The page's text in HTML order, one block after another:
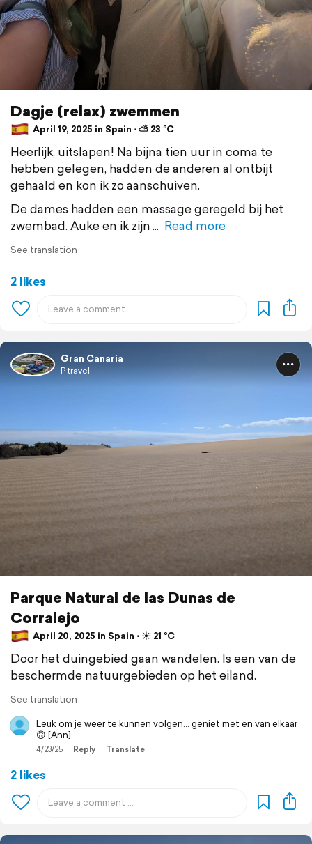
Dagje (relax) zwemmen
April 19, 2025 in Spain ⋅ ⛅ 23 °C
Heerlijk, uitslapen! Na bijna tien uur in coma te
hebben gelegen, hadden de anderen al ontbijt
gehaald en kon ik zo aanschuiven.
De dames hadden een massage geregeld bij het
zwembad. Auke en ik zijn
Read more
See translation
2 likes
Gran Canaria
P travel
Parque Natural de las Dunas de
Corralejo
April 20, 2025 in Spain ⋅ ☀️ 21 °C
Door het duingebied gaan wandelen. Is een van de
beschermde natuurgebieden op het eiland.
See translation
Leuk om je weer te kunnen volgen… geniet met en van elkaar
🙃 [Ann]
4/23/25 Reply Translate
2 likes